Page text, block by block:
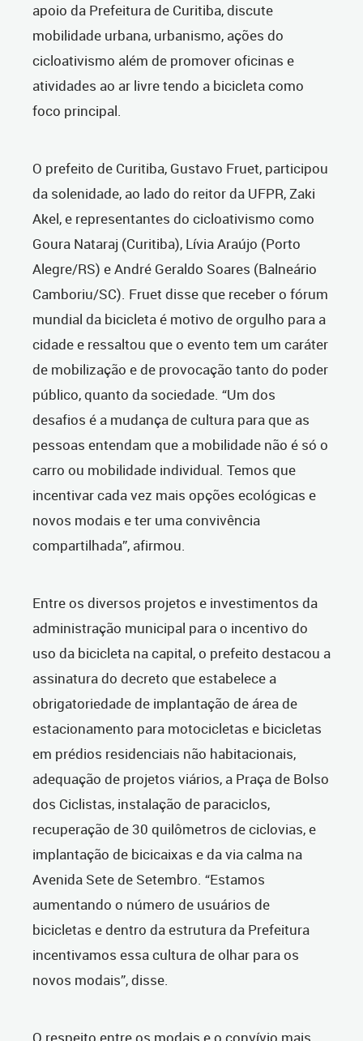
apoio da Prefeitura de Curitiba, discute
mobilidade urbana, urbanismo, ações do
cicloativismo além de promover oficinas e
atividades ao ar livre tendo a bicicleta como
foco principal.
O prefeito de Curitiba, Gustavo Fruet, participou
da solenidade, ao lado do reitor da UFPR, Zaki
Akel, e representantes do cicloativismo como
Goura Nataraj (Curitiba), Lívia Araújo (Porto
Alegre/RS) e André Geraldo Soares (Balneário
Camboriu/SC). Fruet disse que receber o fórum
mundial da bicicleta é motivo de orgulho para a
cidade e ressaltou que o evento tem um caráter
de mobilização e de provocação tanto do poder
público, quanto da sociedade. “Um dos
desafios é a mudança de cultura para que as
pessoas entendam que a mobilidade não é só o
carro ou mobilidade individual. Temos que
incentivar cada vez mais opções ecológicas e
novos modais e ter uma convivência
compartilhada”, afirmou.
Entre os diversos projetos e investimentos da
administração municipal para o incentivo do
uso da bicicleta na capital, o prefeito destacou a
assinatura do decreto que estabelece a
obrigatoriedade de implantação de área de
estacionamento para motocicletas e bicicletas
em prédios residenciais não habitacionais,
adequação de projetos viários, a Praça de Bolso
dos Ciclistas, instalação de paraciclos,
recuperação de 30 quilômetros de ciclovias, e
implantação de bicicaixas e da via calma na
Avenida Sete de Setembro. “Estamos
aumentando o número de usuários de
bicicletas e dentro da estrutura da Prefeitura
incentivamos essa cultura de olhar para os
novos modais”, disse.